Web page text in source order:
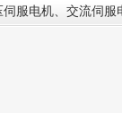
服电机、交流伺